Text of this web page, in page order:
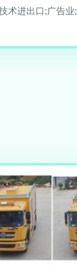
术进出口;广告业;